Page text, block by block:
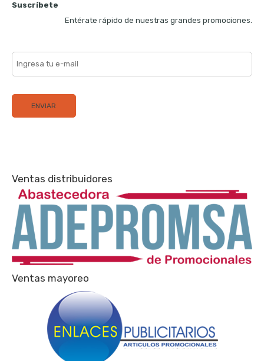
Suscríbete
Entérate rápido de nuestras grandes promociones.
Ventas distribuidores
Ventas mayoreo